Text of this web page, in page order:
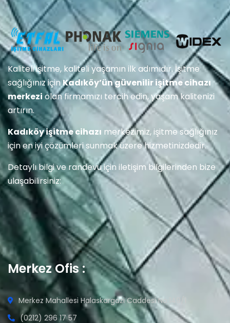
Kaliteli işitme, kaliteli yaşamın ilk adımıdır. İşitme
sağlığınız içinKadıköy’ün güvenilir işitme cihazı
merkezi olan firmamızı tercih edin, yaşam kalitenizi
artırın.
Kadıköy işitme cihazı merkezimiz, işitme sağlığınız
için en iyi çözümleri sunmak üzere hizmetinizdedir.
Detaylı bilgi ve randevu için iletişim bilgilerinden bize
ulaşabilirsiniz:
Merkez Ofis :
Merkez Mahallesi Halaskargazi Caddesi No:149/1
(0212) 296 17 57